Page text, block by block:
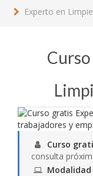
Experto en
Curso
consulta
Modalidad